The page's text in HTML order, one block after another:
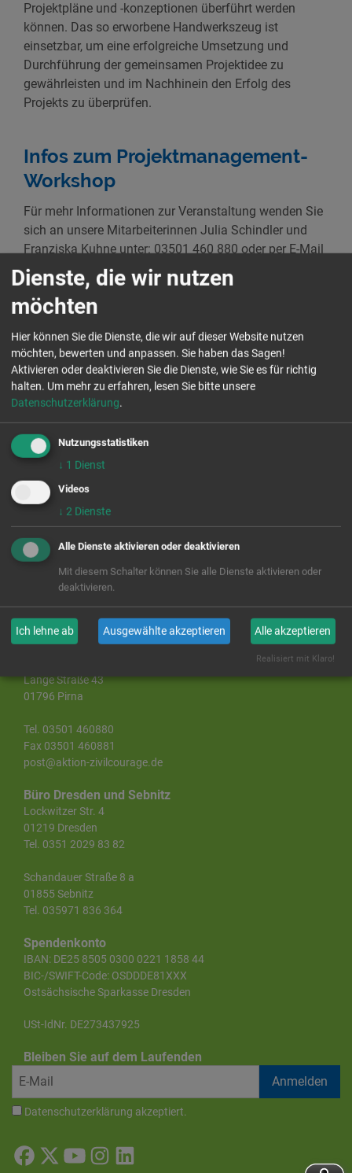
Projektpläne und -konzeptionen überführt werden
können. Das so erworbene Handwerkszeug ist
einsetzbar, um eine erfolgreiche Umsetzung und
Durchführung der gemeinsamen Projektidee zu
gewährleisten und im Nachhinein den Erfolg des
Projekts zu überprüfen.
Infos zum Projektmanagement-
Workshop
Für mehr Informationen zur Veranstaltung wenden Sie
sich an unsere Mitarbeiterinnen Julia Schindler und
Franziska Kuhne unter: 03501 460 880 oder per E-Mail
j.schindler@aktion-zivilcourage.de
Die Veranstaltung ist eine Kooperation der Aktion
Unsere Engagementgeschichte in
Heidenau
Die Aktion Zivilcourage ist seit den Ausschreitungen
vom August 2015 vor der Erstaufnahmeeinrichtung
(Praktiker Baumarkt) in der Koordination der
ehrenamtlichen Flüchtlingshelfer engagiert. Dabei ist
der Verein auf viel
Region
MITEINANDER-Netzwerk in der Stadt gegründet. Unsere
Ehrenamtskoordinatorin Julia Schindler begleitet und
coacht das Netzwerk seit seiner Entstehung.
Landesgeschäftsstelle Sachsen
Lange Straße 43
01796 Pirna
Tel. 03501 460880
Fax 03501 460881
post@aktion-zivilcourage.de
Büro Dresden und Sebnitz
Lockwitzer Str. 4
01219 Dresden
Tel. 0351 2029 83 82
Schandauer Straße 8 a
01855 Sebnitz
Tel. 035971 836 364
Spendenkonto
IBAN: DE25 8505 0300 0221 1858 44
BIC-/SWIFT-Code: OSDDDE81XXX
Ostsächsische Sparkasse Dresden
USt-IdNr. DE273437925
Bleiben Sie auf dem Laufenden
Datenschutzerklärung akzeptiert.
Dienste, die wir nutzen
möchten
Hier können Sie die Dienste, die wir auf dieser Website nutzen
möchten, bewerten und anpassen. Sie haben das Sagen!
Aktivieren oder deaktivieren Sie die Dienste, wie Sie es für richtig
halten. Um mehr zu erfahren, lesen Sie bitte unsere
Datenschutzerklärung.
Nutzungsstatistiken
↓ 1 Dienst
Videos
↓ 2 Dienste
Alle Dienste aktivieren oder deaktivieren
Mit diesem Schalter können Sie alle Dienste aktivieren oder
deaktivieren.
Ich lehne ab Ausgewählte akzeptieren Alle akzeptieren
Realisiert mit Klaro!